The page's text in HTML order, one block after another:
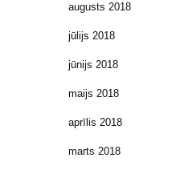
augusts 2018
jūlijs 2018
jūnijs 2018
maijs 2018
aprīlis 2018
marts 2018